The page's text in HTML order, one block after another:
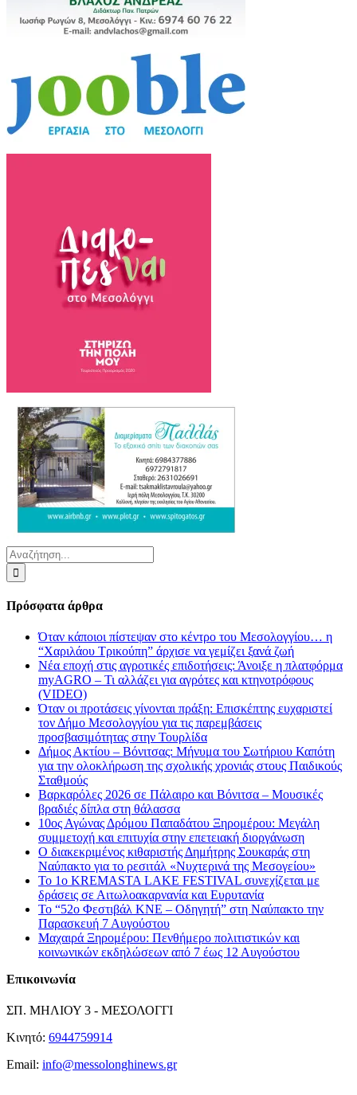
Αναζήτηση
για:
Πρόσφατα άρθρα
Όταν κάποιοι πίστεψαν στο κέντρο του Μεσολογγίου… η
“Χαριλάου Τρικούπη” άρχισε να γεμίζει ξανά ζωή
Νέα εποχή στις αγροτικές επιδοτήσεις: Άνοιξε η πλατφόρμα
myAGRO – Τι αλλάζει για αγρότες και κτηνοτρόφους
(VIDEO)
Όταν οι προτάσεις γίνονται πράξη: Επισκέπτης ευχαριστεί
τον Δήμο Μεσολογγίου για τις παρεμβάσεις
προσβασιμότητας στην Τουρλίδα
Δήμος Ακτίου – Βόνιτσας: Μήνυμα του Σωτήριου Καπότη
για την ολοκλήρωση της σχολικής χρονιάς στους Παιδικούς
Σταθμούς
Βαρκαρόλες 2026 σε Πάλαιρο και Βόνιτσα – Μουσικές
βραδιές δίπλα στη θάλασσα
10ος Αγώνας Δρόμου Παπαδάτου Ξηρομέρου: Μεγάλη
συμμετοχή και επιτυχία στην επετειακή διοργάνωση
Ο διακεκριμένος κιθαριστής Δημήτρης Σουκαράς στη
Ναύπακτο για το ρεσιτάλ «Νυχτερινά της Μεσογείου»
Το 1ο KREMASTA LAKE FESTIVAL συνεχίζεται με
δράσεις σε Αιτωλοακαρνανία και Ευρυτανία
Το “52ο Φεστιβάλ ΚΝΕ – Οδηγητή” στη Ναύπακτο την
Παρασκευή 7 Αυγούστου
Μαχαιρά Ξηρομέρου: Πενθήμερο πολιτιστικών και
κοινωνικών εκδηλώσεων από 7 έως 12 Αυγούστου
Επικοινωνία
ΣΠ. ΜΗΛΙΟΥ 3 - ΜΕΣΟΛΟΓΓΙ
Κινητό: 6944759914
Email: info@messolonghinews.gr